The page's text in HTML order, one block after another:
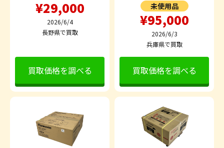
¥29,000
2026/6/4
長野県で買取
買取価格を調べる
未使用品
¥95,000
2026/6/3
兵庫県で買取
買取価格を調べる